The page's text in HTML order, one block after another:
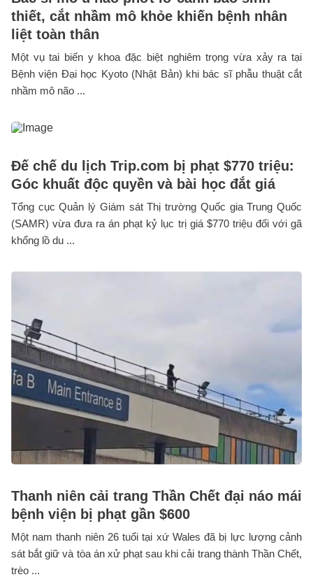
thiết, cắt nhầm mô khỏe khiến bệnh nhân
liệt toàn thân
Một vụ tai biến y khoa đặc biệt nghiêm trọng vừa xảy ra tại
Bệnh viện Đại học Kyoto (Nhật Bản) khi bác sĩ phẫu thuật cắt
nhầm mô não ...
Đế chế du lịch Trip.com bị phạt $770 triệu:
Góc khuất độc quyền và bài học đắt giá
Tổng cục Quản lý Giám sát Thị trường Quốc gia Trung Quốc
(SAMR) vừa đưa ra án phạt kỷ lục trị giá $770 triệu đối với gã
khổng lồ du ...
Thanh niên cải trang Thần Chết đại náo mái
bệnh viện bị phạt gần $600
Một nam thanh niên 26 tuổi tại xứ Wales đã bị lực lượng cảnh
sát bắt giữ và tòa án xử phạt sau khi cải trang thành Thần Chết,
trèo ...